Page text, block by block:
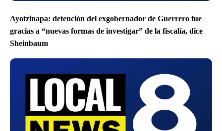
Ayotzinapa: detención del exgobernador de Guerrero fue
gracias a “nuevas formas de investigar” de la fiscalía, dice
Sheinbaum